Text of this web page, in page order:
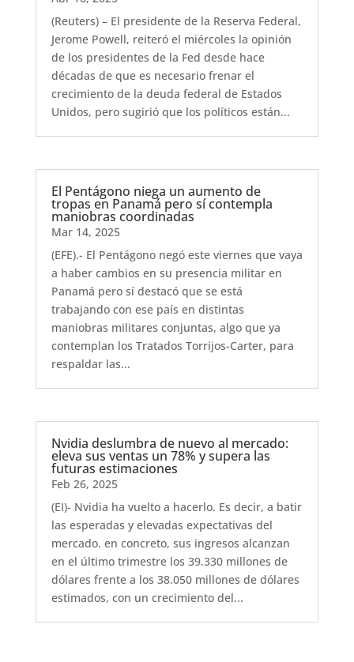
(Reuters) – El presidente de la Reserva Federal,
Jerome Powell, reiteró el miércoles la opinión
de los presidentes de la Fed desde hace
décadas de que es necesario frenar el
crecimiento de la deuda federal de Estados
Unidos, pero sugirió que los políticos están...
El Pentágono niega un aumento de
tropas en Panamá pero sí contempla
maniobras coordinadas
Mar 14, 2025
(EFE).- El Pentágono negó este viernes que vaya
a haber cambios en su presencia militar en
Panamá pero sí destacó que se está
trabajando con ese país en distintas
maniobras militares conjuntas, algo que ya
contemplan los Tratados Torrijos-Carter, para
respaldar las...
Nvidia deslumbra de nuevo al mercado:
eleva sus ventas un 78% y supera las
futuras estimaciones
Feb 26, 2025
(EI)- Nvidia ha vuelto a hacerlo. Es decir, a batir
las esperadas y elevadas expectativas del
mercado. en concreto, sus ingresos alcanzan
en el último trimestre los 39.330 millones de
dólares frente a los 38.050 millones de dólares
estimados, con un crecimiento del...